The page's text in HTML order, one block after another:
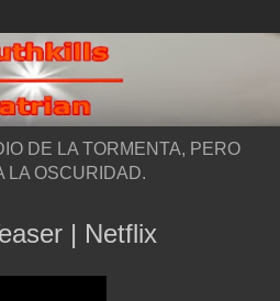
DE LA TORMENTA, PERO
LA OSCURIDAD.
| Netflix